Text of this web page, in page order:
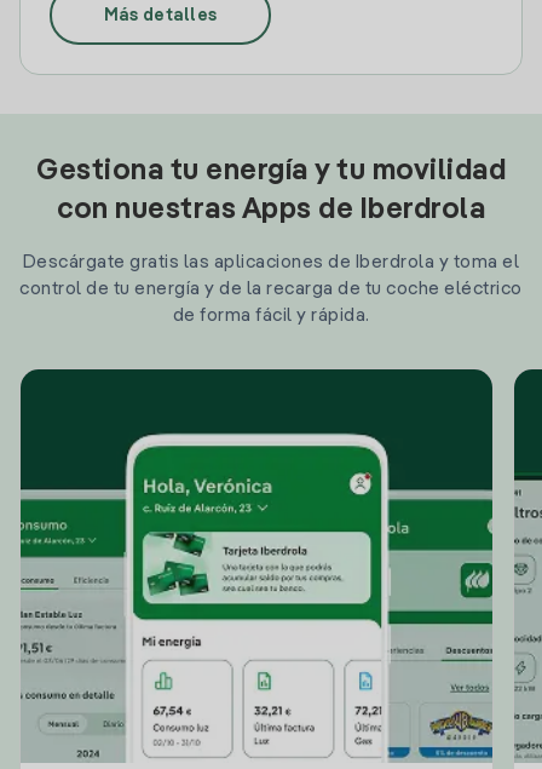
Más detalles
Gestiona tu energía y tu movilidad
con nuestras Apps de Iberdrola
Descárgate gratis las aplicaciones de Iberdrola y toma el
control de tu energía y de la recarga de tu coche eléctrico
de forma fácil y rápida.